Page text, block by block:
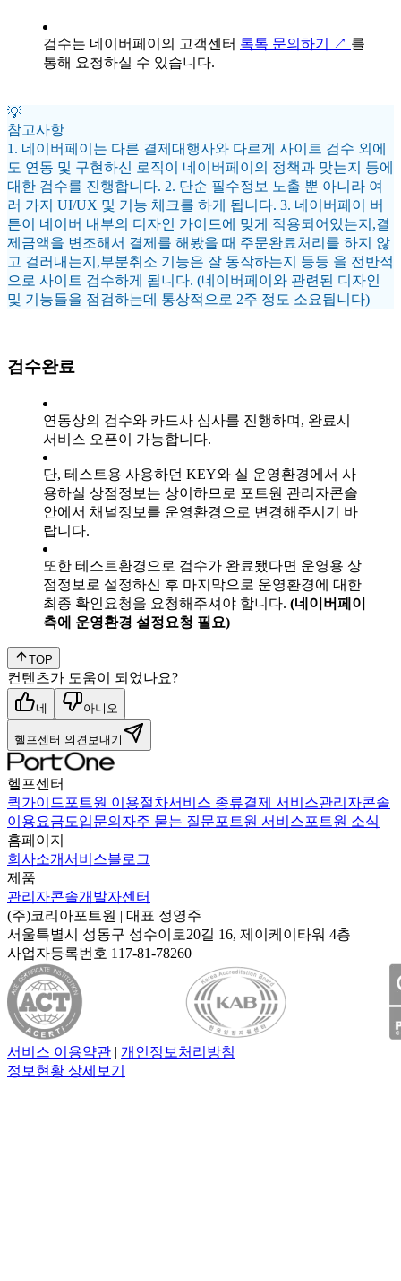
검수는 네이버페이의 고객센터 톡톡 문의하기 ↗ 를
통해 요청하실 수 있습니다.
💡
참고사항
1. 네이버페이는 다른 결제대행사와 다르게 사이트 검수 외에
도 연동 및 구현하신 로직이 네이버페이의 정책과 맞는지 등에
대한 검수를 진행합니다. 2. 단순 필수정보 노출 뿐 아니라 여
러 가지 UI/UX 및 기능 체크를 하게 됩니다. 3. 네이버페이 버
튼이 네이버 내부의 디자인 가이드에 맞게 적용되어있는지,결
제금액을 변조해서 결제를 해봤을 때 주문완료처리를 하지 않
고 걸러내는지,부분취소 기능은 잘 동작하는지 등등 을 전반적
으로 사이트 검수하게 됩니다. (네이버페이와 관련된 디자인
및 기능들을 점검하는데 통상적으로 2주 정도 소요됩니다)
검수완료
연동상의 검수와 카드사 심사를 진행하며, 완료시
서비스 오픈이 가능합니다.
단, 테스트용 사용하던 KEY와 실 운영환경에서 사
용하실 상점정보는 상이하므로 포트원 관리자콘솔
안에서 채널정보를 운영환경으로 변경해주시기 바
랍니다.
또한 테스트환경으로 검수가 완료됐다면 운영용 상
점정보로 설정하신 후 마지막으로 운영환경에 대한
최종 확인요청을 요청해주셔야 합니다. (네이버페이
측에 운영환경 설정요청 필요)
TOP
컨텐츠가 도움이 되었나요?
네 아니오
헬프센터 의견보내기
헬프센터
퀵가이드 포트원 이용절차서비스 종류결제 서비스관리자콘솔
이용요금도입문의 자주 묻는 질문포트원 서비스포트원 소식
홈페이지
회사소개서비스블로그
제품
관리자콘솔개발자센터
(주)코리아포트원 | 대표 정영주
서울특별시 성동구 성수이로20길 16, 제이케이타워 4층
사업자등록번호 117-81-78260
서비스 이용약관 | 개인정보처리방침
정보현황 상세보기